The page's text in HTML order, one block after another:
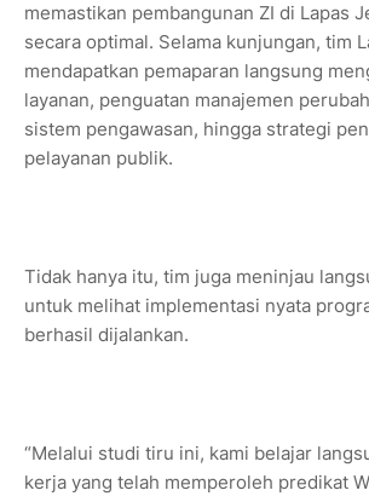
memastikan pembangunan ZI di Lapas
secara optimal. Selama kunjungan, tim
mendapatkan pemaparan langsung
layanan, penguatan manajemen
sistem pengawasan, hingga strategi
pelayanan publik.
Tidak hanya itu, tim juga meninjau
untuk melihat implementasi nyata
berhasil dijalankan.
“Melalui studi tiru ini, kami belajar
kerja yang telah memperoleh predikat